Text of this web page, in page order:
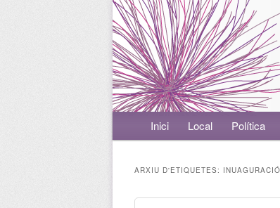
Menú principalAneu al contingut principal
Aneu al contingut
Inici Local Política
ARXIU D'ETIQUETES: